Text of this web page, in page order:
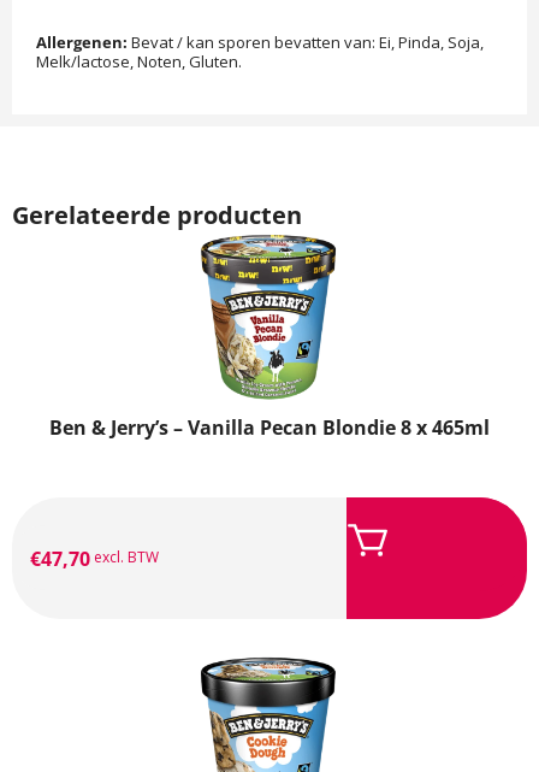
Allergenen: Bevat / kan sporen bevatten van: Ei, Pinda, Soja,
Melk/lactose, Noten, Gluten.
Gerelateerde producten
Ben & Jerry’s – Vanilla Pecan Blondie 8 x 465ml
€47,70 excl. BTW